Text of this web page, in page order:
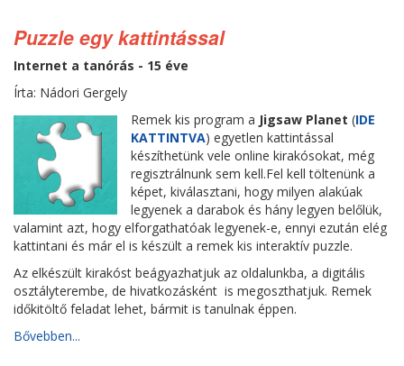
Puzzle egy kattintással
Internet a tanórás - 15 éve
Írta: Nádori Gergely
Remek kis program a Jigsaw Planet (IDE
KATTINTVA) egyetlen kattintással
készíthetünk vele online kirakósokat, még
regisztrálnunk sem kell.Fel kell töltenünk a
képet, kiválasztani, hogy milyen alakúak
legyenek a darabok és hány legyen belőlük,
valamint azt, hogy elforgathatóak legyenek-e, ennyi ezután elég
kattintani és már el is készült a remek kis interaktív puzzle.
Az elkészült kirakóst beágyazhatjuk az oldalunkba, a digitális
osztályterembe, de hivatkozásként is megoszthatjuk. Remek
időkitöltő feladat lehet, bármit is tanulnak éppen.
Bővebben...